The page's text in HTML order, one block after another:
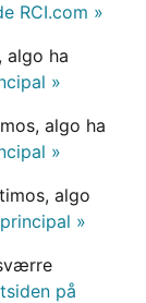
RCI.com »
algo ha
»
algo ha
»
algo
»
på